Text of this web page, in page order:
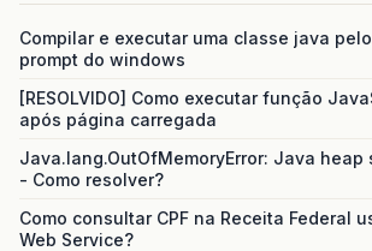
Compilar e executar uma classe java pelo
prompt do windows
[RESOLVIDO] Como executar função
após página carregada
Java.lang.OutOfMemoryError: Java heap
- Como resolver?
Como consultar CPF na Receita Federal
Web Service?